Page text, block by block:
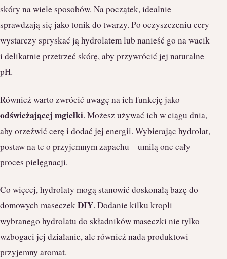
skóry na wiele sposobów. Na początek, idealnie
sprawdzają się jako tonik do twarzy. Po oczyszczeniu cery
wystarczy spryskać ją hydrolatem lub nanieść go na wacik
i delikatnie przetrzeć skórę, aby przywrócić jej naturalne
pH.
Również warto zwrócić uwagę na ich funkcję jako
odświeżającej mgiełki. Możesz używać ich w ciągu dnia,
aby orzeźwić cerę i dodać jej energii. Wybierając hydrolat,
postaw na te o przyjemnym zapachu – umilą one cały
proces pielęgnacji.
Co więcej, hydrolaty mogą stanowić doskonałą bazę do
domowych maseczekDIY. Dodanie kilku kropli
wybranego hydrolatu do składników maseczki nie tylko
wzbogaci jej działanie, ale również nada produktowi
przyjemny aromat.